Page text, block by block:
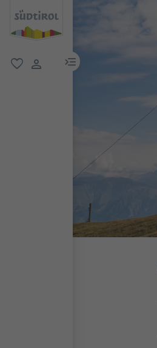
menu link